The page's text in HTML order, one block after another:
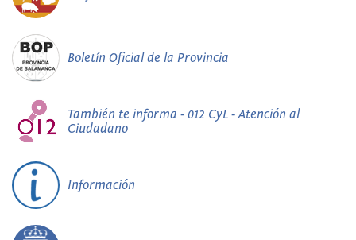
Boletín Oficial de la Provincia
También te informa - 012 CyL - Atención al
Ciudadano
Información